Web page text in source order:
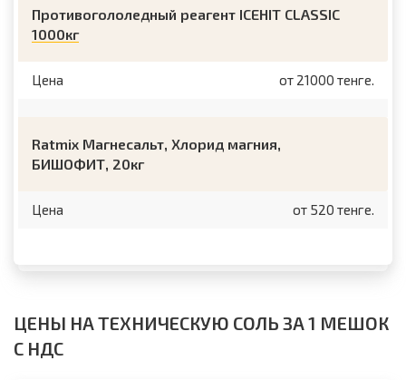
Противогололедный реагент ICEHIT CLASSIC
1000кг
Цена от 21000 тенге.
Ratmix Магнесальт, Хлорид магния,
БИШОФИТ, 20кг
Цена от 520 тенге.
ЦЕНЫ НА ТЕХНИЧЕСКУЮ СОЛЬ ЗА 1 МЕШОК
С НДС